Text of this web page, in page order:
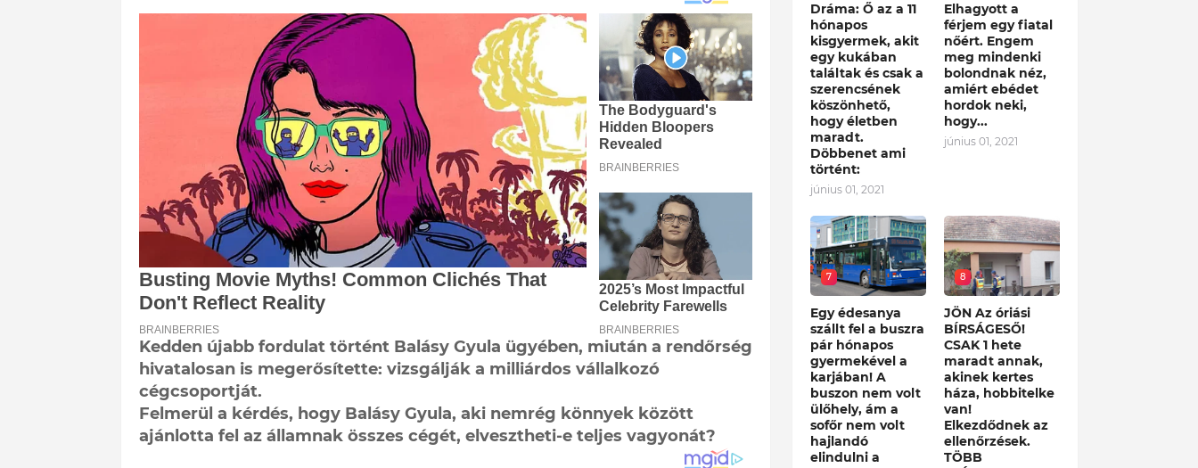
Kedden újabb fordulat történt Balásy Gyula ügyében, miután a rendőrség
hivatalosan is megerősítette: vizsgálják a milliárdos vállalkozó
cégcsoportját.
Felmerül a kérdés, hogy Balásy Gyula, aki nemrég könnyek között
ajánlotta fel az államnak összes cégét, elvesztheti-e teljes vagyonát?
Dráma: Ő az a 11
hónapos
kisgyermek, akit
egy kukában
találtak és csak a
szerencsének
köszönhető,
hogy életben
maradt.
Döbbenet ami
történt:
június 01, 2021
Elhagyott a
férjem egy fiatal
nőért. Engem
meg mindenki
bolondnak néz,
amiért ebédet
hordok neki,
hogy...
június 01, 2021
7
Egy édesanya
szállt fel a buszra
pár hónapos
gyermekével a
karjában! A
buszon nem volt
ülőhely, ám a
sofőr nem volt
hajlandó
elindulni a
8
JÖN Az óriási
BÍRSÁGESŐ!
CSAK 1 hete
maradt annak,
akinek kertes
háza, hobbitelke
van!
Elkezdődnek az
ellenőrzések.
TÖBB